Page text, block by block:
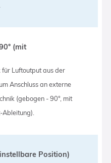
(mit
für Luftoutput aus der
Anschluss an externe
(gebogen - 90°, mit
Position)